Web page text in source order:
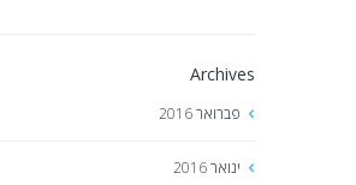
Archives
פברואר2016
ינואר2016